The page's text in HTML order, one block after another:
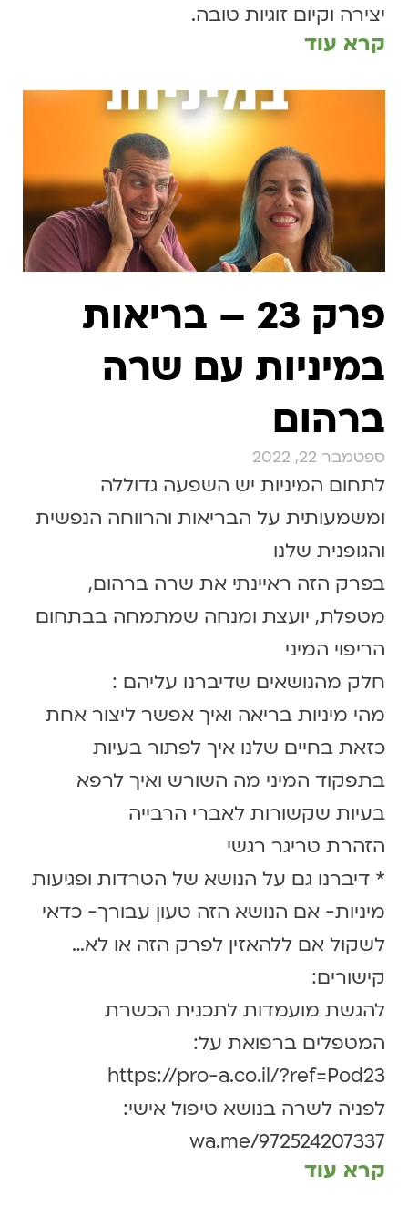
יצירה וקיום זוגיות טובה.
קרא עוד
פרק 23 – בריאות
במיניות עם שרה
ברהום
ספטמבר 22, 2022
לתחום המיניות יש השפעה גדוללה
ומשמעותית על הבריאות והרווחה הנפשית
והגופנית שלנו
בפרק הזה ראיינתי את שרה ברהום,
מטפלת, יועצת ומנחה שמתמחה בבתחום
הריפוי המיני
חלק מהנושאים שדיברנו עליהם :
מהי מיניות בריאה ואיך אפשר ליצור אחת
כזאת בחיים שלנו איך לפתור בעיות
בתפקוד המיני מה השורש ואיך לרפא
בעיות שקשורות לאברי הרבייה
הזהרת טריגר רגשי
* דיברנו גם על הנושא של הטרדות ופגיעות
מיניות- אם הנושא הזה טעון עבורך- כדאי
לשקול אם ללהאזין לפרק הזה או לא…
קישורים:
להגשת מועמדות לתכנית הכשרת
המטפלים ברפואת על:
https://pro-a.co.il/?ref=Pod23
לפניה לשרה בנושא טיפול אישי:
wa.me/972524207337
קרא עוד